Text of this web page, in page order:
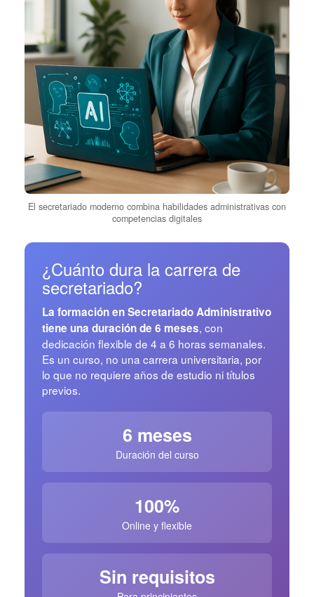
El secretariado moderno combina habilidades administrativas con
competencias digitales
¿Cuánto dura la carrera de
secretariado?
La formación en Secretariado Administrativo
tiene una duración de 6 meses, con
dedicación flexible de 4 a 6 horas semanales.
Es un curso, no una carrera universitaria, por
lo que no requiere años de estudio ni títulos
previos.
6 meses
Duración del curso
100%
Online y flexible
Sin requisitos